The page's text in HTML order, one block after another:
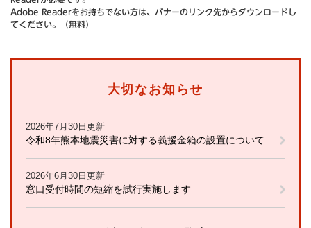
Adobe Readerをお持ちでない方は、バナーのリンク先からダウンロードし
てください。（無料）
大切なお知らせ
2026年7月30日更新
令和8年熊本地震災害に対する義援金箱の設置について
2026年6月30日更新
窓口受付時間の短縮を試行実施します